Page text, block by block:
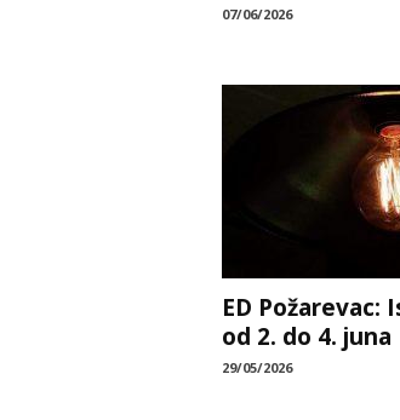
07/06/2026
ED Požarevac:
od 2. do 4. juna
29/05/2026